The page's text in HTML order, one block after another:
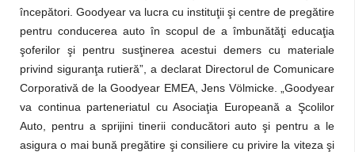
începători. Goodyear va lucra cu instituţii şi centre de pregătire
pentru conducerea auto în scopul de a îmbunătăţi educaţia
şoferilor şi pentru susţinerea acestui demers cu materiale
privind siguranţa rutieră”, a declarat Directorul de Comunicare
Corporativă de la Goodyear EMEA,Jens Völmicke. „Goodyear
va continua parteneriatul cu Asociaţia Europeană a Şcolilor
Auto, pentru a sprijini tinerii conducători auto şi pentru a le
asigura o mai bună pregătire şi consiliere cu privire la viteza şi